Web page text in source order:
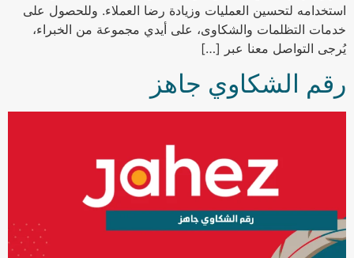
استخدامه لتحسين العمليات وزيادة رضا العملاء. وللحصول على
خدمات التظلمات والشكاوى، على أيدي مجموعة من الخبراء،
يُرجى التواصل معنا عبر […]
رقم الشكاوي جاهز